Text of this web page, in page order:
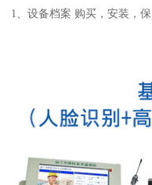
1、设备档案 购买，安装，